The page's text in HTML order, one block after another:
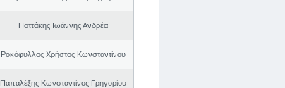
Ποττάκης Ιωάννης Ανδρέα
Ροκόφυλλος Χρήστος Κωνσταντίνου
Παπαλέξης Κωνσταντίνος Γρηγορίου